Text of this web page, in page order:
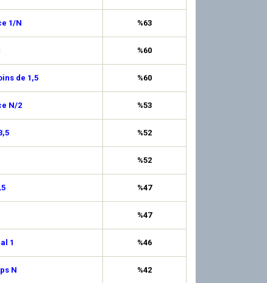
1/N %63
%60
de 1,5 %60
N/2 %53
%52
%52
%47
%47
1 %46
N %42